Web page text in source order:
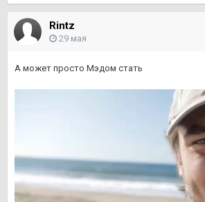
Rintz
29 мая
А может просто Мэдом стать